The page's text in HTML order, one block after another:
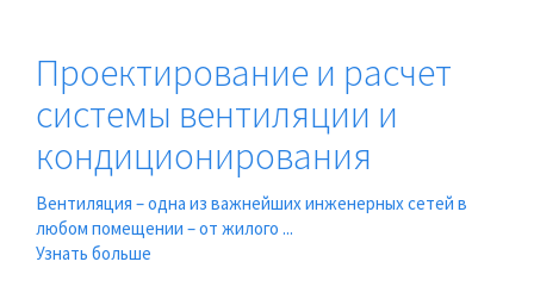
Проектирование и расчет
системы вентиляции и
кондиционирования
Вентиляция – одна из важнейших инженерных сетей в
любом помещении – от жилого ...
Узнать больше